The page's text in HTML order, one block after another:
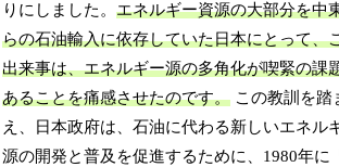
りにしました。エネルギー資源の大部分を中
らの石油輸入に依存していた日本にとって、
出来事は、エネルギー源の多角化が喫緊の課
あることを痛感させたのです。 この教訓を踏
え、日本政府は、石油に代わる新しいエネル
源の開発と普及を促進するために、1980年に